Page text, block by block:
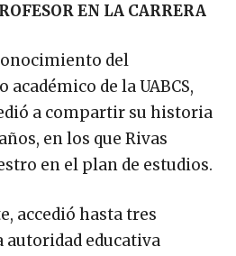
EN LA CARRERA
del
de la UABCS,
a compartir su historia
en los que Rivas
en el plan de estudios.
accedió hasta tres
educativa